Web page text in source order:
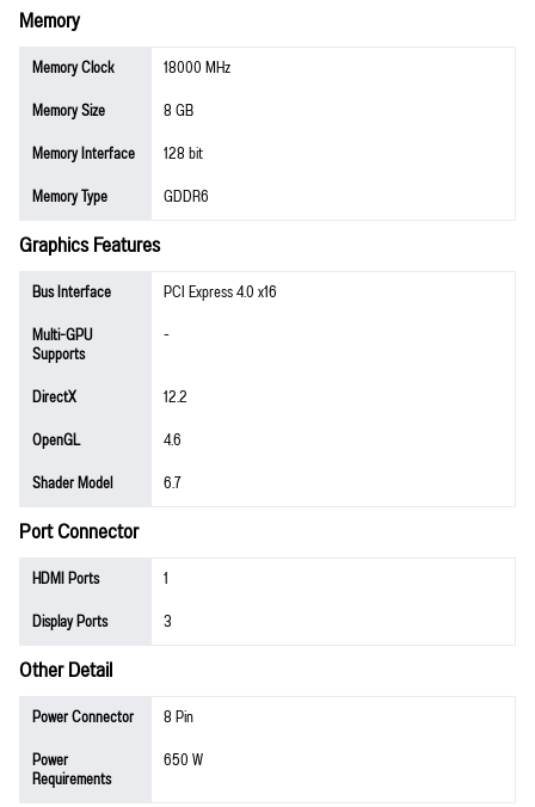
Memory
Memory Clock
18000 MHz
Memory Size
8 GB
Memory Interface
128 bit
Memory Type
GDDR6
Graphics Features
Bus Interface
PCI Express 4.0 x16
Multi-GPU
Supports
-
DirectX
12.2
OpenGL
4.6
Shader Model
6.7
Port Connector
HDMI Ports
1
Display Ports
3
Other Detail
Power Connector
8 Pin
Power
Requirements
650 W